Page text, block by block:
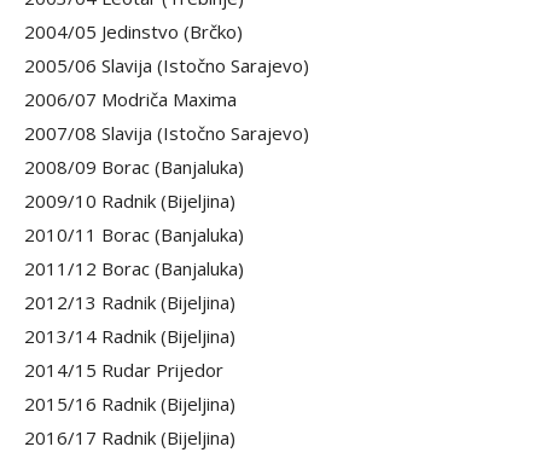
2004/05 Jedinstvo (Brčko)
2005/06 Slavija (Istočno Sarajevo)
2006/07 Modriča Maxima
2007/08 Slavija (Istočno Sarajevo)
2008/09 Borac (Banjaluka)
2009/10 Radnik (Bijeljina)
2010/11 Borac (Banjaluka)
2011/12 Borac (Banjaluka)
2012/13 Radnik (Bijeljina)
2013/14 Radnik (Bijeljina)
2014/15 Rudar Prijedor
2015/16 Radnik (Bijeljina)
2016/17 Radnik (Bijeljina)